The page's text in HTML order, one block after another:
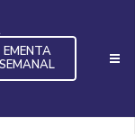
EMENTA
SEMANAL